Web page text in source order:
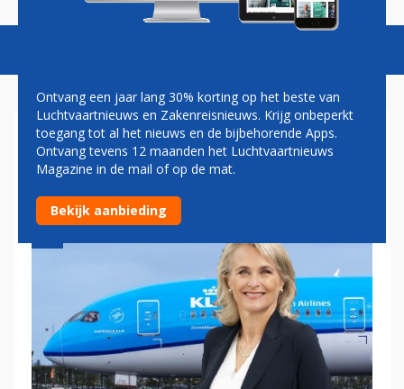
MARJAN RINTEL WACHT
ZWARE DOSSIERS BIJ KLM
Ontvang een jaar lang 30% korting op het beste van
Luchtvaartnieuws en Zakenreisnieuws. Krijg onbeperkt
toegang tot al het nieuws en de bijbehorende Apps.
Ontvang tevens 12 maanden het Luchtvaartnieuws
Magazine in de mail of op de mat.
Bekijk aanbieding